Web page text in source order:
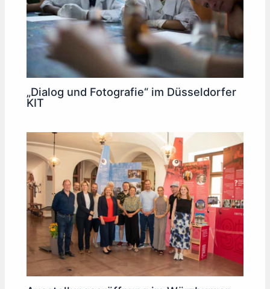
„Dialog und Fotografie“ im Düsseldorfer
KIT